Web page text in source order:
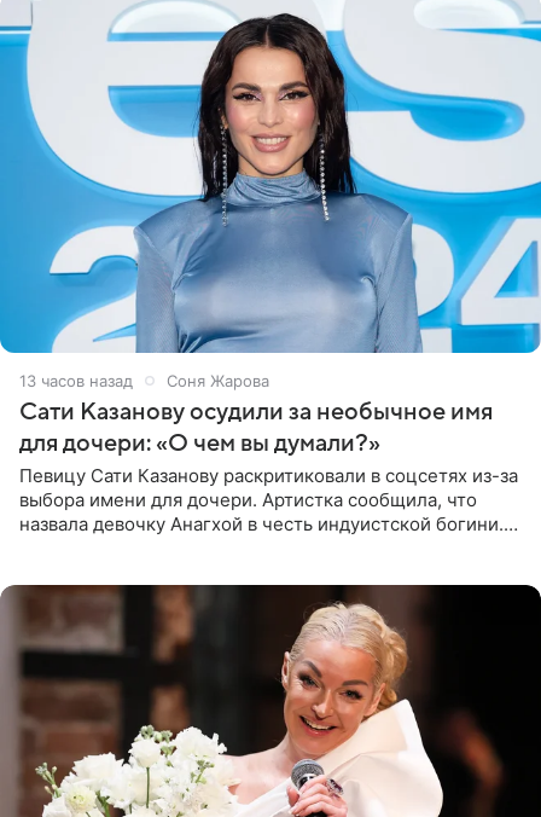
13 часов назад Соня Жарова
Сати Казанову осудили за необычное имя
для дочери: «О чем вы думали?»
Певицу Сати Казанову раскритиковали в соцсетях из-за
выбора имени для дочери. Артистка сообщила, что
назвала девочку Анагхой в честь индуистской богини.